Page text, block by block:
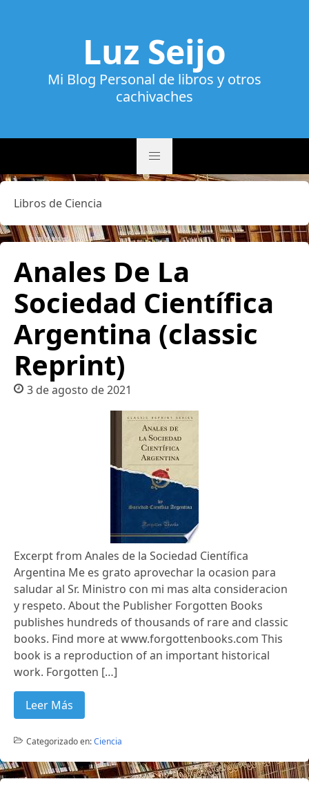
Luz Seijo
Mi Blog Personal de libros y otros
cachivaches
Libros de Ciencia
Anales De La
Sociedad Científica
Argentina (classic
Reprint)
3 de agosto de 2021
Excerpt from Anales de la Sociedad Científica
Argentina Me es grato aprovechar la ocasion para
saludar al Sr. Ministro con mi mas alta consideracion
y respeto. About the Publisher Forgotten Books
publishes hundreds of thousands of rare and classic
books. Find more at www.forgottenbooks.com This
book is a reproduction of an important historical
work. Forgotten […]
Leer Más
Categorizado en:Ciencia